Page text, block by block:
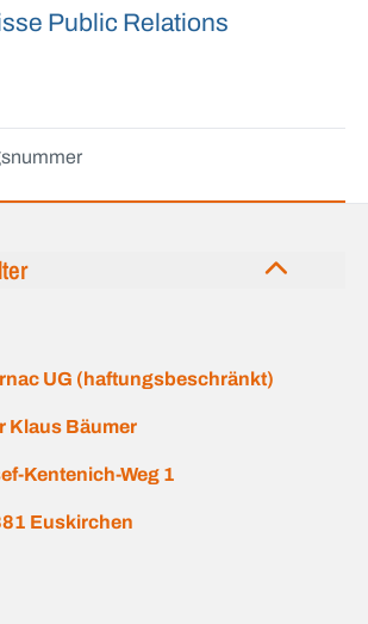
Public Relations
UG (haftungsbeschränkt)
Klaus Bäumer
Kentenich-Weg 1
Euskirchen